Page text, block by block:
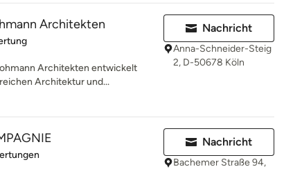
Architekten
5 von 5 Sternen
Architekten entwickelt
Architektur und...
Nachricht
Anna-Schneider-Steig
2, D-50678 Köln
5 von 5 Sternen
Nachricht
Bachemer Straße 94,